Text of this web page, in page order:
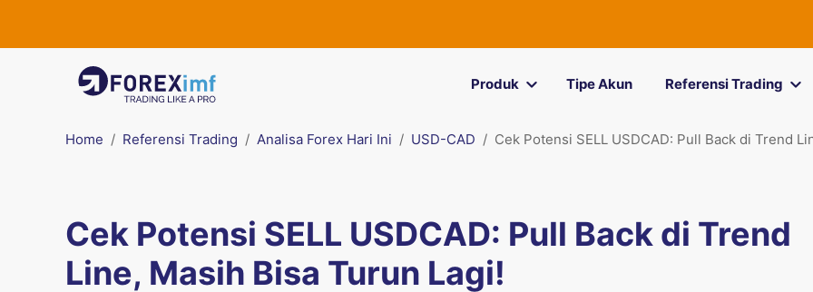
Produk Tipe Akun Referensi Trading
Home Referensi Trading Analisa Forex Hari Ini USD-CAD Cek Potensi SELL USDCAD: Pull Back di Trend
Cek Potensi SELL USDCAD: Pull Back di Trend
Line, Masih Bisa Turun Lagi!